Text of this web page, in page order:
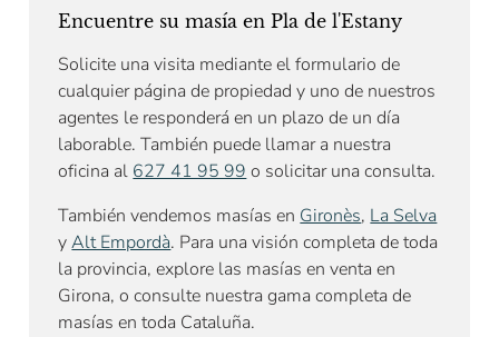
Encuentre su masía en Pla de l'Estany
Solicite una visita mediante el formulario de
cualquier página de propiedad y uno de nuestros
agentes le responderá en un plazo de un día
laborable. También puede llamar a nuestra
oficina al 627 41 95 99 o solicitar una consulta.
También vendemos masías enGironès,La Selva
yAlt Empordà. Para una visión completa de toda
la provincia, explore las masías en venta en
Girona, o consulte nuestra gama completa de
masías en toda Cataluña.